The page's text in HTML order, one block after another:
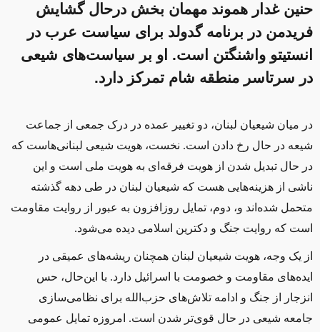
حنین غدار هموند مهمان بخش درحال گشایش
فریدمن در برنامه گدولد برای سیاست عرب در
انستیتو واشنگتن است. او بر سیاست‌های شیعی
در سرتاسر منطقه شام تمرکز دارد.
در میان شیعیان لبنان، دو تغییر عمده در درک جمعی از جماعت
شیعه در حال رخ دادن است. نخست، هویت شیعی لبنانی‌هاست که
در حال تبدیل شدن از هویت فرقه‌ای به هویت ملی است و این
ناشی از هزینه‌هایی هست که شیعیان لبنان در طی دهه گذشته
متحمل شده‌اند و، دوم، تمایل روزافزون به عبور از روایت مقاومت
است که روایت جنگ و دکترین اسلامی دیده می‌شود.
از یک وجه، هویت شیعیان لبنان همچنان ریشه‌های عمیقی در
ایده‌های مقاومت و خصومت با اسرائیل دارد. با این‌حال، حس
انزجار از جنگ و ادامه تلاش‌های حزب‌الله برای نظامی‌سازی
جامعه شیعی در حال قوی‌تر شدن است. امروزه تمایل عمومی